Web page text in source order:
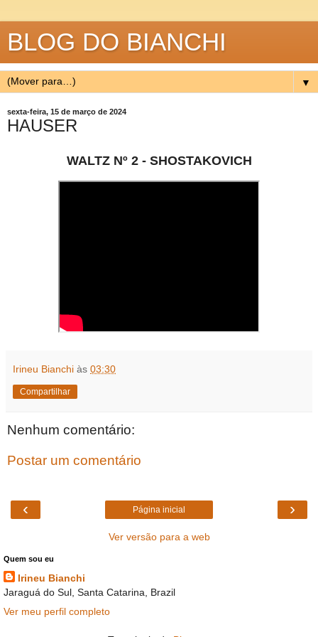
BLOG DO BIANCHI
▼
sexta-feira, 15 de março de 2024
HAUSER
WALTZ Nº 2 - SHOSTAKOVICH
Irineu Bianchi às 03:30
Compartilhar
Nenhum comentário:
Postar um comentário
‹ ›
Página inicial
Ver versão para a web
Quem sou eu
Irineu Bianchi
Jaraguá do Sul, Santa Catarina, Brazil
Ver meu perfil completo